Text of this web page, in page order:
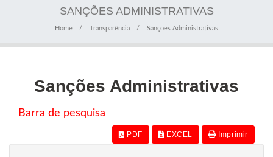
SANÇÕES ADMINISTRATIVAS
Home Transparência Sanções Administrativas
Sanções Administrativas
Barra de pesquisa
PDF EXCEL Imprimir